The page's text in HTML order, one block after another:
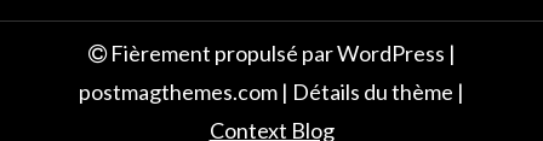
Fièrement propulsé par WordPress |
postmagthemes.com | Détails du thème |
Context Blog